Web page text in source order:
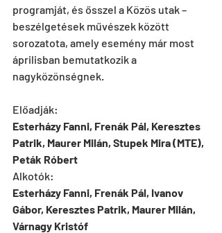
programját, és ősszel a Közös utak –
beszélgetések művészek között
sorozatota, amely esemény már most
áprilisban bemutatkozik a
nagyközönségnek.
Előadják:
Esterházy Fanni, Frenák Pál, Keresztes
Patrik, Maurer Milán, Stupek Mira (MTE),
Peták Róbert
Alkotók:
Esterházy Fanni, Frenák Pál, Ivanov
Gábor, Keresztes Patrik, Maurer Milán,
Várnagy Kristóf